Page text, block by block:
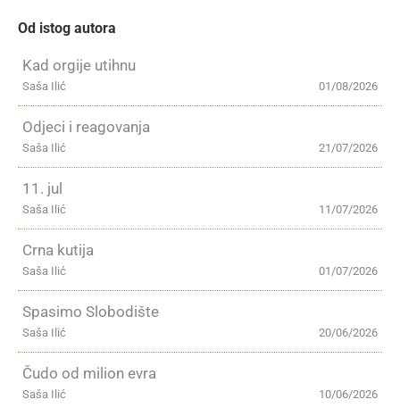
Od istog autora
Kad orgije utihnu
01/08/2026
Saša Ilić
Odjeci i reagovanja
21/07/2026
Saša Ilić
11. jul
11/07/2026
Saša Ilić
Crna kutija
01/07/2026
Saša Ilić
Spasimo Slobodište
20/06/2026
Saša Ilić
Čudo od milion evra
10/06/2026
Saša Ilić